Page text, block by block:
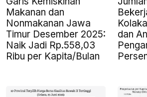
Makanan dan
Nonmakanan Jawa
Timur Desember 2025:
Naik Jadi Rp.558,03
Ribu per Kapita/Bulan
dan